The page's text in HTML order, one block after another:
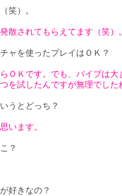
笑）。
散されてもらえてます（笑）。
ャを使ったプレイはＯＫ？
ＯＫです。でも、バイブは
を試したんですが無理でした
うとどっち？
います。
？
好きなの？